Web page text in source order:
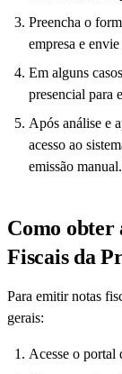
Preencha o
empresa e
Em alguns
presencial para
Após análise e
acesso ao
emissão manual.
Como obter
Fiscais da
Para emitir notas
gerais:
Acesse o portal